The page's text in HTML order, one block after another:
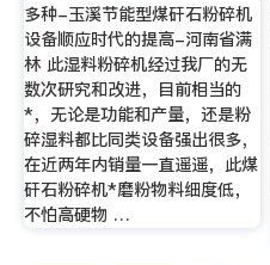
多种-玉溪节能型煤矸石粉碎机
设备顺应时代的提高-河南省满
林 此湿料粉碎机经过我厂的无
数次研究和改进，目前相当的
*，无论是功能和产量，还是粉
碎湿料都比同类设备强出很多，
在近两年内销量一直遥遥，此煤
矸石粉碎机*磨粉物料细度低，
不怕高硬物 …